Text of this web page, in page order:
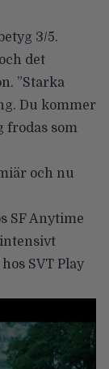
3/5.
det
”Starka
Du kommer
frodas som
och nu
SF Anytime
SVT Play